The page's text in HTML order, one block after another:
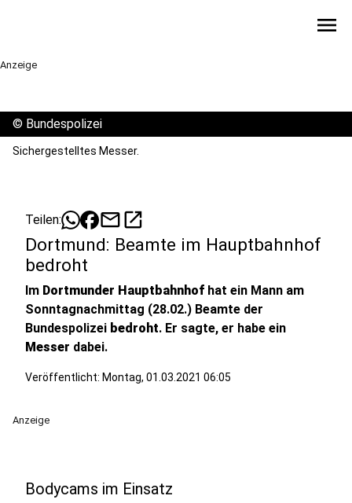
menu
Anzeige
© Bundespolizei
Sichergestelltes Messer.
Teilen: mailopen_in_new
Dortmund: Beamte im Hauptbahnhof
bedroht
Im Dortmunder Hauptbahnhof hat ein Mann am
Sonntagnachmittag (28.02.) Beamte der
Bundespolizei bedroht. Er sagte, er habe ein
Messer dabei.
Veröffentlicht: Montag, 01.03.2021 06:05
Anzeige
Bodycams im Einsatz